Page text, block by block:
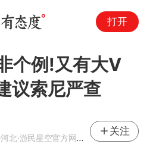
打开
个例!又有大V
议索尼严查
·河北·游民星空官方网易号
关注